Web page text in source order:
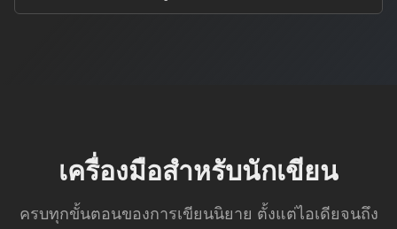
เครื่องมือสำหรับนักเขียน
ครบทุกขั้นตอนของการเขียนนิยาย ตั้งแต่ไอเดียจนถึง